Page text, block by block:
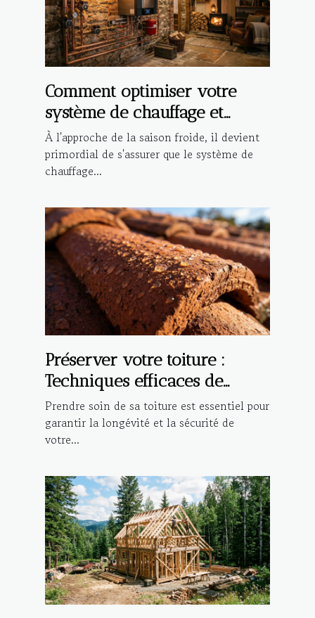
Comment optimiser votre
système de chauffage et
plomberie pour l'hiver ?
À l'approche de la saison froide, il devient
primordial de s'assurer que le système de
chauffage...
Préserver votre toiture :
Techniques efficaces de
nettoyage et
d'imperméabilisation
Prendre soin de sa toiture est essentiel pour
garantir la longévité et la sécurité de
votre...